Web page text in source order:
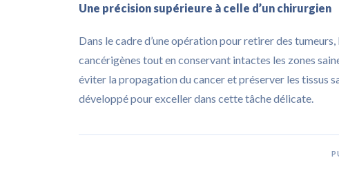
Une précision supérieure à celle d’un chirurgien
Dans le cadre d’une opération pour retirer des
cancérigènes tout en conservant intactes les zones
éviter la propagation du cancer et préserver les tissus
développé pour exceller dans cette tâche délicate.